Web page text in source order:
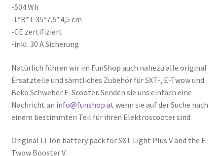
-504 Wh
-L*B*T 35*7,5*4,5 cm
-CE zertifiziert
-inkl. 30 A Sicherung
Natürlich führen wir im FunShop auch nahezu alle original
Ersatzteile und sämtliches Zubehör für SXT-, E-Twow und
Beko Schweber E-Scooter. Senden sie uns einfach eine
Nachricht an info@funshop.at wenn sie auf der Suche nach
einem bestimmten Teil für ihren Elektroscooter sind.
Original Li-Ion battery pack for SXT Light Plus V and the E-
Twow Booster V.